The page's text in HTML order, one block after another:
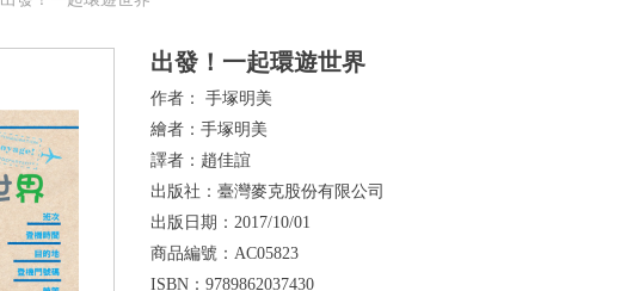
出發！一起環遊世界
作者： 手塚明美
繪者： 手塚明美
譯者： 趙佳誼
出版社： 臺灣麥克股份有限公司
出版日期： 2017/10/01
商品編號： AC05823
ISBN： 9789862037430